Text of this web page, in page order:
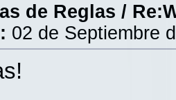
de Reglas /
02 de Septiembre